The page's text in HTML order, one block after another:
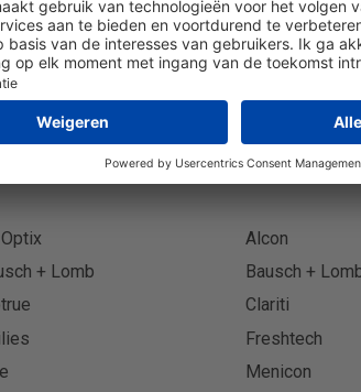
Alcon
+ Lomb Bausch +
Clariti
Freshtech
Menicon